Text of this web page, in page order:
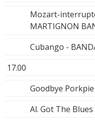
Mozart-
MARTIGNON
Cubango -
17.00
Goodbye Porkpie
Al. Got The Blues